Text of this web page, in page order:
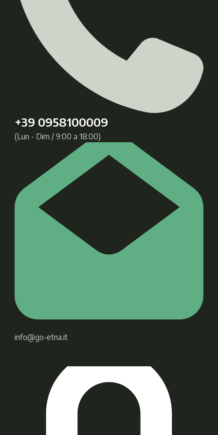
+39 0958100009
(Lun - Dim / 9:00 a 18:00)
info@go-etna.it